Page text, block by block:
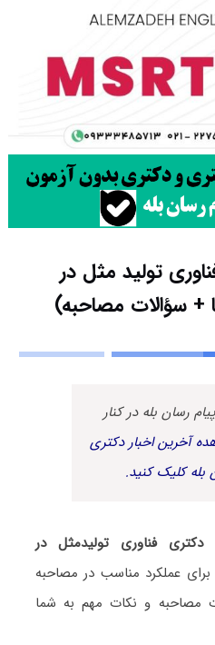
تولید مثل در
+ سؤالات مصاحبه)
رسان بله در کنار
آخرین اخبار دکتری
بله کلیک کنید.
دکتری فناوری تولیدمثل در
عملکرد مناسب در مصاحبه
مصاحبه و نکات مهم به شما